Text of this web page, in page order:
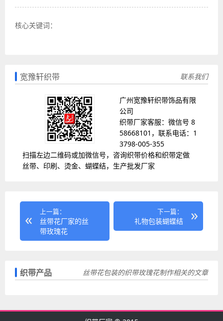
核心关键词：
宽豫轩织带 联系我们
广州宽豫轩织带饰品有限
公司
织带厂家客服：微信号 8
58668101，联系电话：1
3798-005-355
扫描左边二维码或加微信号，咨询织带价格和织带定做
丝带、印刷、烫金、蝴蝶结，生产批发厂家
上一篇：
丝带花厂家的丝
带玫瑰花
下一篇：
礼物包装蝴蝶结
织带产品 丝带花包装的织带玫瑰花制作相关的文章